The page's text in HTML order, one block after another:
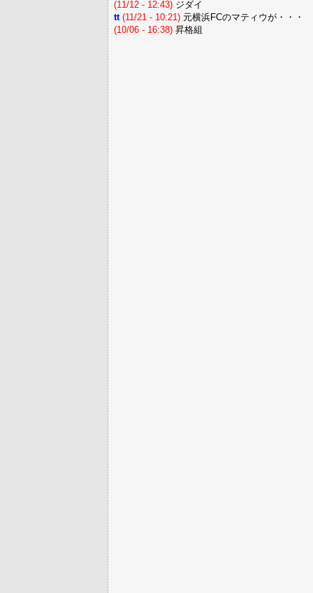
(11/12 - 12:43) ジダイ
tt (11/21 - 10:21) 元横浜FCのマティウが・・・
(10/06 - 16:38) 昇格組